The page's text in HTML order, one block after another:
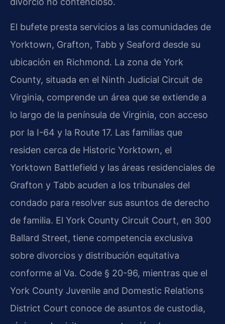
El bufete presta servicios a las comunidades de
Yorktown, Grafton, Tabb y Seaford desde su
ubicación en Richmond. La zona de York
County, situada en el Ninth Judicial Circuit de
Virginia, comprende un área que se extiende a
lo largo de la península de Virginia, con acceso
por la I-64 y la Route 17. Las familias que
residen cerca de Historic Yorktown, el
Yorktown Battlefield y las áreas residenciales de
Grafton y Tabb acuden a los tribunales del
condado para resolver sus asuntos de derecho
de familia. El York County Circuit Court, en 300
Ballard Street, tiene competencia exclusiva
sobre divorcios y distribución equitativa
conforme al Va. Code § 20-96, mientras que el
York County Juvenile and Domestic Relations
District Court conoce de asuntos de custodia,